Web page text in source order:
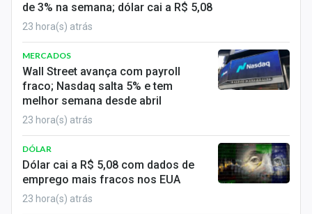
de 3% na semana; dólar cai a R$ 5,08
23 hora(s) atrás
MERCADOS
Wall Street avança com payroll
fraco; Nasdaq salta 5% e tem
melhor semana desde abril
23 hora(s) atrás
DÓLAR
Dólar cai a R$ 5,08 com dados de
emprego mais fracos nos EUA
23 hora(s) atrás